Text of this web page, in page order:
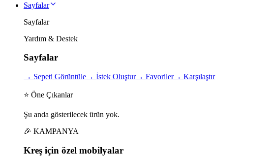
Sayfalar
Sayfalar
Yardım & Destek
Sayfalar
→ Sepeti Görüntüle→ İstek Oluştur→ Favoriler→ Karşılaştır
⭐ Öne Çıkanlar
Şu anda gösterilecek ürün yok.
🎉 KAMPANYA
Kreş için özel mobilyalar